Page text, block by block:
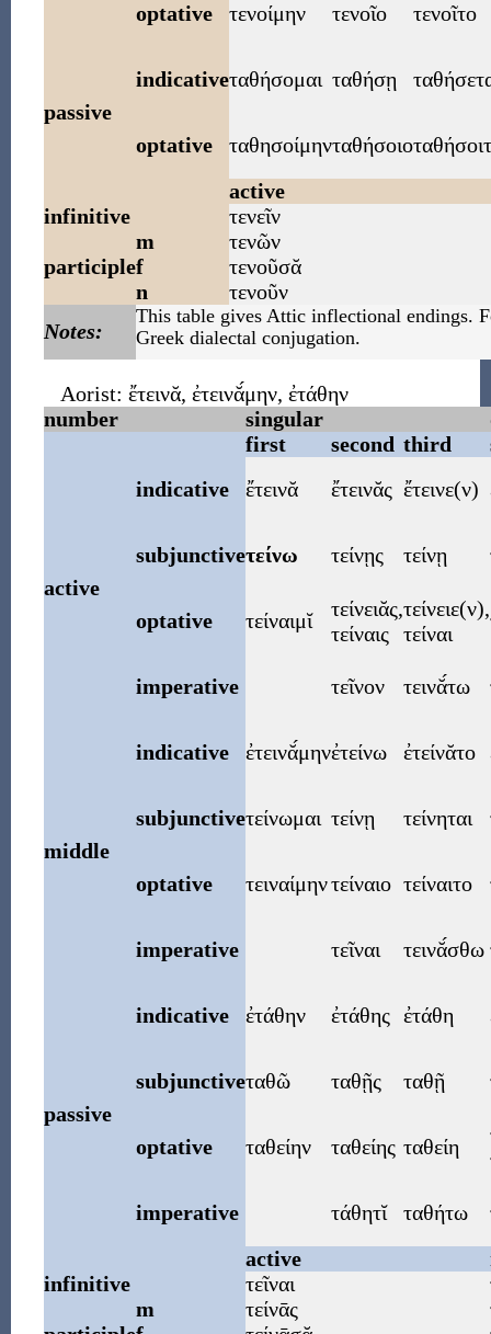
optative τενοίμην τενοῖο τενοῖτο
passive
indicativeταθήσομαι ταθήσῃ
optative ταθησοίμηνταθήσοιο
active
infinitive
τενεῖν
participle
m
τενῶν
f
τενοῦσᾰ
n
τενοῦν
Notes:
This table gives Attic inflectional endings.
Greek dialectal conjugation.
Aorist: ἔτεινᾰ, ἐτεινᾰ́μην, ἐτάθην
number
singular
first
second third
active
indicative ἔτεινᾰ ἔτεινᾰς ἔτεινε(ν)
subjunctiveτείνω τείνῃς τείνῃ
optative τείναιμῐ τείνειᾰς,
τείναις
τείνειε(ν),
τείναι
imperative τεῖνον τεινᾰ́τω
middle
indicative ἐτεινᾰ́μηνἐτείνω ἐτείνᾰτο
subjunctiveτείνωμαι τείνῃ τείνηται
optative τειναίμηντείναιο τείναιτο
imperative τεῖναι τεινᾰ́σθω
passive
indicative ἐτάθην ἐτάθης ἐτάθη
subjunctiveταθῶ ταθῇς ταθῇ
optative ταθείην ταθείης ταθείη
imperative τάθητῐ ταθήτω
active
infinitive
τεῖναι
m τείνᾱς